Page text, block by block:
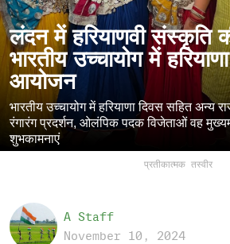
लंदन में हरियाणवी संस्कृति
भारतीय उच्चायोग में
आयोजन
भारतीय उच्चायोग में हरियाणा दिवस सहित अन्य
रंगारंग प्रदर्शन, ओलंपिक पदक विजेताओं वह
शुभकामनाएं
प्रतीकात्मक तस्वीर
A Staff
November 10, 2024